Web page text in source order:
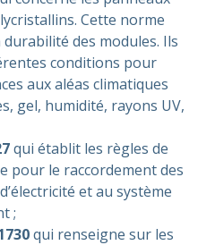
Cette norme
des modules. Ils
conditions pour
aux aléas climatiques
gel, humidité, rayons UV,
qui établit les règles de
pour le raccordement des
et au système
;
qui renseigne sur les